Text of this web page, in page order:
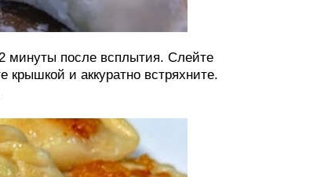
минуты после всплытия. Слейте
крышкой и аккуратно встряхните.